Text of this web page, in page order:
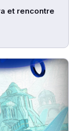
et rencontre